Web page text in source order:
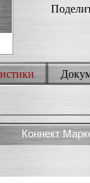
Коннект